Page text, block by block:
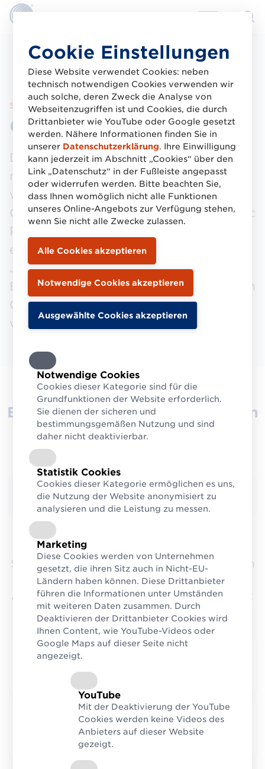
Inhalt
Zu „Stammdatenaustausch mit GS1 Sync“
Services & Tools
GS1 Sync Star
Die nachhaltige Auseinandersetzung
mit Datenqualität ist für uns eines der
wesentlichsten Kriterien, um eine hohe
Qualität und Aktualität der im GS1 Sync
Portal hinterlegten Stammdaten zu
erreichen. Daher prämieren wir jedes
Jahr Unternehmen, die sich in diesem
Bereich auszeichnen. Wenn Sie auch ein
GS1 Sync Star werden wollen, freuen
wir uns aufIhre Einreichung!
Erfüllen Sie die Voraussetzungen
in drei Schritten
Umfassende Datenaktualität
Alle in GS1 Sync hinterlegten Artikeldaten
müssen fortlaufend auf dem neuesten
Stand sein. Veraltete Produktinformationen
müssen zügig korrigiert und ausgelaufene
Artikel sofort sauber im System deaktiviert
werden.
Vollständige und korrekte
Artikeldaten
Proaktive Kommunikation mit der
GS1 Sync QS
Cookie Einstellungen
Diese Website verwendet Cookies: neben
technisch notwendigen Cookies verwenden wir
auch solche, deren Zweck die Analyse von
Webseitenzugriffen ist und Cookies, die durch
Drittanbieter wie YouTube oder Google gesetzt
werden. Nähere Informationen finden Sie in
unserer Datenschutzerklärung. Ihre Einwilligung
kann jederzeit im Abschnitt „Cookies“ über den
Link „Datenschutz“ in der Fußleiste angepasst
oder widerrufen werden. Bitte beachten Sie,
dass Ihnen womöglich nicht alle Funktionen
unseres Online-Angebots zur Verfügung stehen,
wenn Sie nicht alle Zwecke zulassen.
Notwendige Cookies
Cookies dieser Kategorie sind für die
Grundfunktionen der Website erforderlich.
Sie dienen der sicheren und
bestimmungsgemäßen Nutzung und sind
daher nicht deaktivierbar.
Statistik Cookies
Cookies dieser Kategorie ermöglichen es uns,
die Nutzung der Website anonymisiert zu
analysieren und die Leistung zu messen.
Marketing
Diese Cookies werden von Unternehmen
gesetzt, die ihren Sitz auch in Nicht-EU-
Ländern haben können. Diese Drittanbieter
führen die Informationen unter Umständen
mit weiteren Daten zusammen. Durch
Deaktivieren der Drittanbieter Cookies wird
Ihnen Content, wie YouTube-Videos oder
Google Maps auf dieser Seite nicht
angezeigt.
YouTube
Mit der Deaktivierung der YouTube
Cookies werden keine Videos des
Anbieters auf dieser Website
gezeigt.